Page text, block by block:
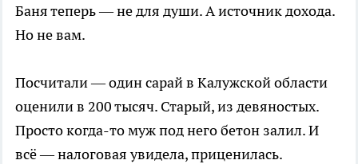
Баня теперь — не для души. А источник дохода.
Но не вам.
Посчитали — один сарай в Калужской области
оценили в 200 тысяч. Старый, из девяностых.
Просто когда-то муж под него бетон залил. И
всё — налоговая увидела, приценилась.